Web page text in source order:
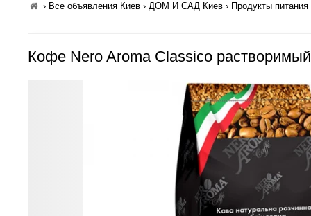
› Все объявления Киев ›ДОМ И САД Киев › Продукты
Кофе Nero Aroma Classico